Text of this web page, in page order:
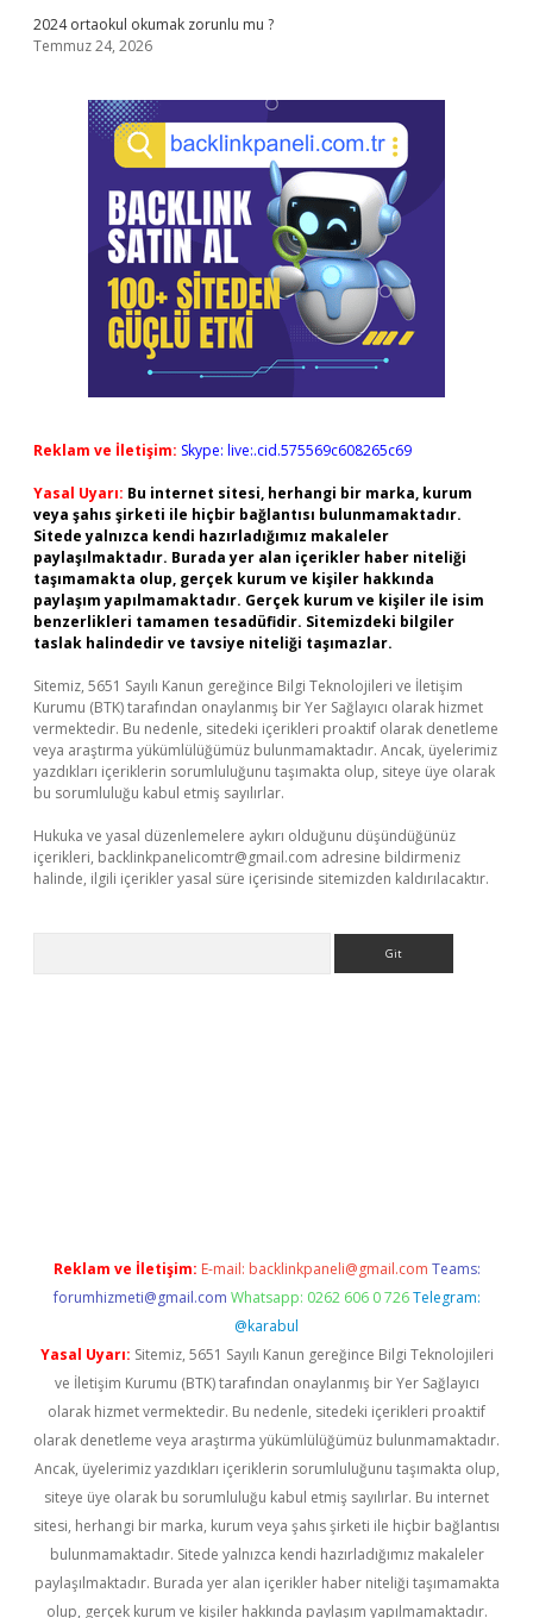
2024 ortaokul okumak zorunlu mu ?
Temmuz 24, 2026
Reklam ve İletişim: Skype: live:.cid.575569c608265c69
Yasal Uyarı: Bu internet sitesi, herhangi bir marka, kurum
veya şahıs şirketi ile hiçbir bağlantısı bulunmamaktadır.
Sitede yalnızca kendi hazırladığımız makaleler
paylaşılmaktadır. Burada yer alan içerikler haber niteliği
taşımamakta olup, gerçek kurum ve kişiler hakkında
paylaşım yapılmamaktadır. Gerçek kurum ve kişiler ile isim
benzerlikleri tamamen tesadüfidir. Sitemizdeki bilgiler
taslak halindedir ve tavsiye niteliği taşımazlar.
Sitemiz, 5651 Sayılı Kanun gereğince Bilgi Teknolojileri ve İletişim
Kurumu (BTK) tarafından onaylanmış bir Yer Sağlayıcı olarak hizmet
vermektedir. Bu nedenle, sitedeki içerikleri proaktif olarak denetleme
veya araştırma yükümlülüğümüz bulunmamaktadır. Ancak, üyelerimiz
yazdıkları içeriklerin sorumluluğunu taşımakta olup, siteye üye olarak
bu sorumluluğu kabul etmiş sayılırlar.
Hukuka ve yasal düzenlemelere aykırı olduğunu düşündüğünüz
içerikleri, backlinkpanelicomtr@gmail.com adresine bildirmeniz
halinde, ilgili içerikler yasal süre içerisinde sitemizden kaldırılacaktır.
Reklam ve İletişim: E-mail: backlinkpaneli@gmail.com Teams:
forumhizmeti@gmail.com Whatsapp: 0262 606 0 726 Telegram:
@karabul
Yasal Uyarı: Sitemiz, 5651 Sayılı Kanun gereğince Bilgi Teknolojileri
ve İletişim Kurumu (BTK) tarafından onaylanmış bir Yer Sağlayıcı
olarak hizmet vermektedir. Bu nedenle, sitedeki içerikleri proaktif
olarak denetleme veya araştırma yükümlülüğümüz bulunmamaktadır.
Ancak, üyelerimiz yazdıkları içeriklerin sorumluluğunu taşımakta olup,
siteye üye olarak bu sorumluluğu kabul etmiş sayılırlar. Bu internet
sitesi, herhangi bir marka, kurum veya şahıs şirketi ile hiçbir bağlantısı
bulunmamaktadır. Sitede yalnızca kendi hazırladığımız makaleler
paylaşılmaktadır. Burada yer alan içerikler haber niteliği taşımamakta
olup, gerçek kurum ve kişiler hakkında paylaşım yapılmamaktadır.